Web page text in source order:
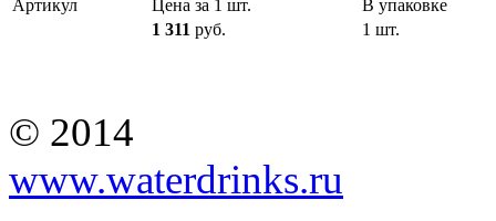
Артикул Цена за 1 шт.
В упаковке
1 311 руб. 1 шт.
© 2014
www.waterdrinks.ru